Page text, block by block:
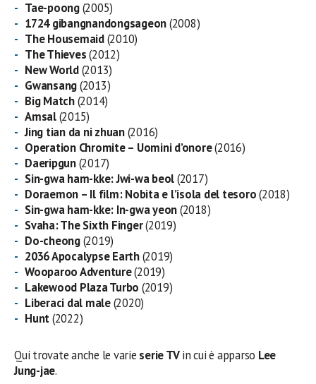
Tae-poong(2005)
1724 gibangnandongsageon(2008)
The Housemaid(2010)
The Thieves(2012)
New World(2013)
Gwansang(2013)
Big Match(2014)
Amsal(2015)
Jing tian da ni zhuan(2016)
Operation Chromite – Uomini d’onore(2016)
Daeripgun(2017)
Sin-gwa ham-kke: Jwi-wa beol(2017)
Doraemon – Il film: Nobita e l’isola del tesoro(2018)
Sin-gwa ham-kke: In-gwa yeon(2018)
Svaha: The Sixth Finger(2019)
Do-cheong(2019)
2036 Apocalypse Earth(2019)
Wooparoo Adventure(2019)
Lakewood Plaza Turbo (2019)
Liberaci dal male(2020)
Hunt(2022)
Qui trovate anche le varie serie TVin cui è apparso Lee
Jung-jae.